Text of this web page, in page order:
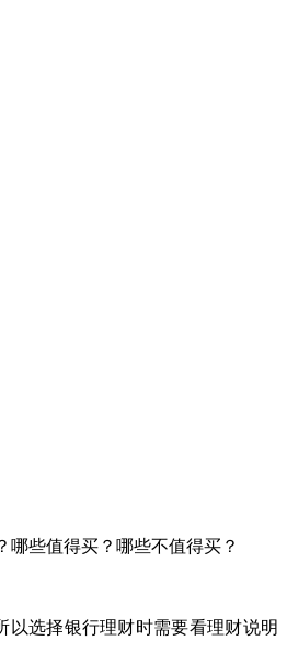
些值得买？哪些不值得买？
选择银行理财时需要看理财说明